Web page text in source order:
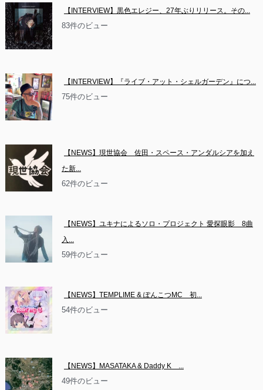
【INTERVIEW】黒色エレジー、27年ぶりリリース。その...
83件のビュー
【INTERVIEW】『ライブ・アット・シェルガーデン』につ...
75件のビュー
【NEWS】現世協会　佐田・スペース・アンダルシアを加え
た新...
62件のビュー
【NEWS】ユキナによるソロ・プロジェクト 愛探眼影　8曲
入...
59件のビュー
【NEWS】TEMPLIME & ぽんこつMC　初...
54件のビュー
【NEWS】MASATAKA & Daddy K　...
49件のビュー